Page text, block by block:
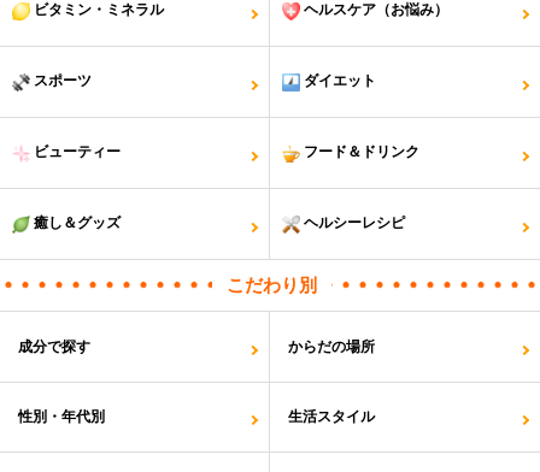
ビタミン・ミネラル ヘルスケア（お悩み）
スポーツ ダイエット
ビューティー フード＆ドリンク
癒し＆グッズ ヘルシーレシピ
こだわり別
成分で探す からだの場所
性別・年代別 生活スタイル